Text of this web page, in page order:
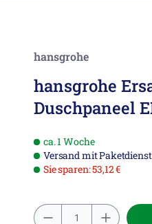
hansgrohe
hansgrohe
Duschpaneel
ca. 1 Woche
Versand mit Paketdienst
Sie sparen: 53,12 €